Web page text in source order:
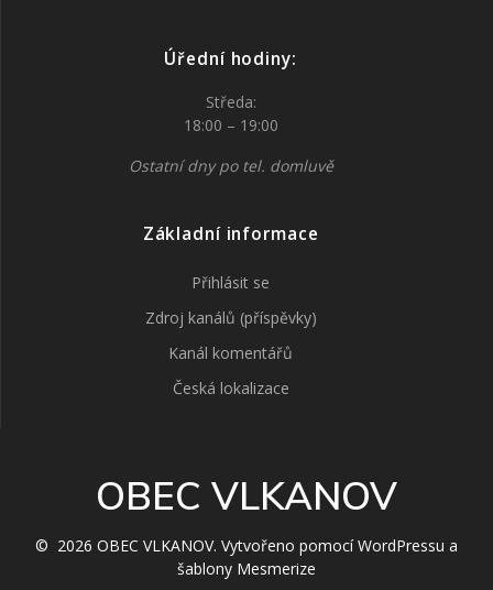
Úřední hodiny:
Středa:
18:00 – 19:00
Ostatní dny po tel. domluvě
Základní informace
Přihlásit se
Zdroj kanálů (příspěvky)
Kanál komentářů
Česká lokalizace
OBEC VLKANOV
© 2026 OBEC VLKANOV. Vytvořeno pomocí WordPressu a
šablony Mesmerize